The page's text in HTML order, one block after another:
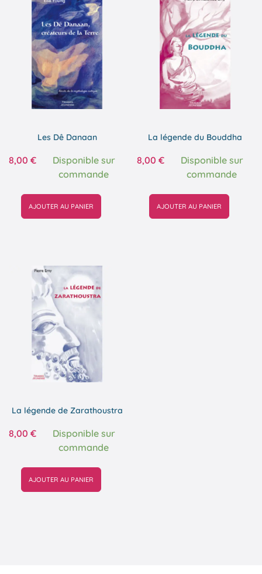
Les Dê Danaan
8,00 €
Disponible sur
commande
AJOUTER AU PANIER
La légende du Bouddha
8,00 €
Disponible sur
commande
AJOUTER AU PANIER
La légende de Zarathoustra
8,00 €
Disponible sur
commande
AJOUTER AU PANIER